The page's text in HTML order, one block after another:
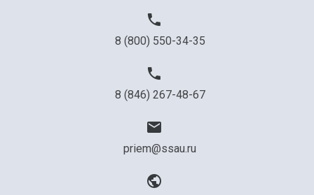
Официальные документы
8 (800) 550-34-35
8 (846) 267-48-67
priem@ssau.ru